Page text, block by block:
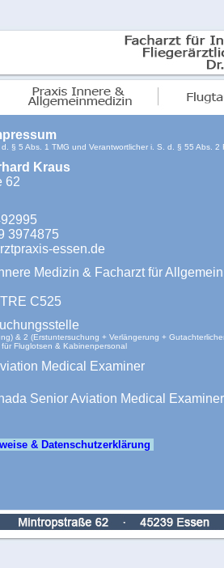
§ 5 Abs. 1 TMG und Verantwortlicher i. S. d. § 55 Abs. 2
Kraus
62
3974875
essen.de
Medizin & Facharzt für
C525
& 2 (Erstuntersuchung + Verlängerung +
Fluglotsen & Kabinenpersonal
Medical Examiner
Senior Aviation Medical Examiner
& Datenschutzerklärung